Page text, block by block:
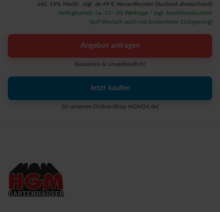
inkl. 19% MwSt., zzgl. ab 49 € Versandkosten (Ausland abweichend)
Verfügbarkeit: ca. 15 - 20 Werktage / zzgl. Speditionslaufzeit
(auf Wunsch auch mit kostenfreier Einlagerung)
Angebot anfragen
(kostenlos & unverbindlich)
Jetzt kaufen
(in unserem Online-Shop HGM24.de)